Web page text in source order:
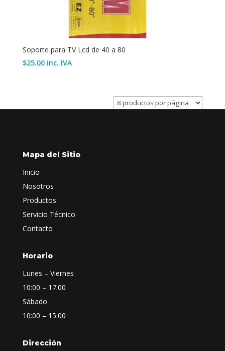
Soporte para TV Lcd de 40 a 80
$25.00 inc. IVA
Mapa del Sitio
Inicio
Nosotros
Productos
Servicio Técnico
Contacto
Horario
Lunes – Viernes
10:00 – 17:00
Sábado
10:00 – 15:00
Dirección